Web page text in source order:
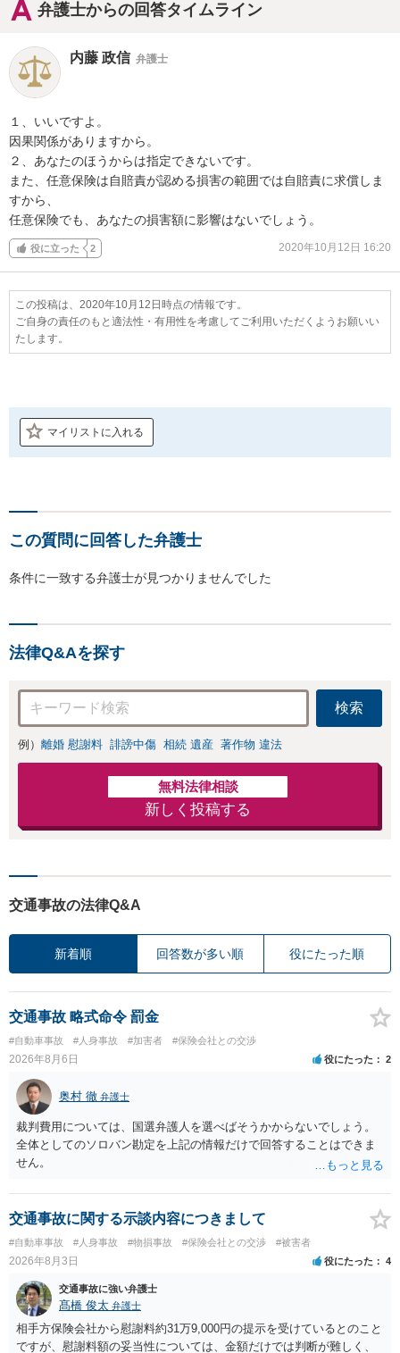
弁護士からの回答タイムライン
内藤 政信 弁護士
１、いいですよ。
因果関係がありますから。
２、あなたのほうからは指定できないです。
また、任意保険は自賠責が認める損害の範囲では自賠責に求償しま
すから、
任意保険でも、あなたの損害額に影響はないでしょう。
役に立った 2 2020年10月12日 16:20
この投稿は、2020年10月12日時点の情報です。
ご自身の責任のもと適法性・有用性を考慮してご利用いただくようお願いい
たします。
マイリストに入れる
この質問に回答した弁護士
条件に一致する弁護士が見つかりませんでした
法律Q&Aを探す
検索
例） 離婚 慰謝料 誹謗中傷 相続 遺産 著作物 違法
無料法律相談
新しく投稿する
交通事故の法律Q&A
新着順 回答数が多い順 役にたった順
交通事故 略式命令 罰金
#自動車事故 #人身事故 #加害者 #保険会社との交渉
2026年8月6日 役にたった 2
奥村 徹 弁護士
裁判費用については、国選弁護人を選べばそうかからないでしょう。
全体としてのソロバン勘定を上記の情報だけで回答することはできま
せん。
交通事故に関する示談内容につきまして
#自動車事故 #人身事故 #物損事故 #保険会社との交渉 #被害者
2026年8月3日 役にたった 4
交通事故に強い弁護士
髙橋 俊太 弁護士
相手方保険会社から慰謝料約31万9,000円の提示を受けているとのこと
ですが、慰謝料額の妥当性については、金額だけでは判断が難しく、